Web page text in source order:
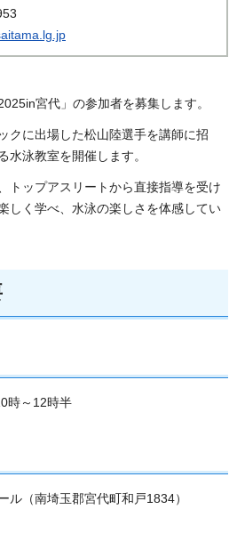
宮代」の参加者を募集します。
クに出場した松山陸選手を講師に招
水泳教室を開催します。
トップアスリートから直接指導を受け
しく学べ、水泳の楽しさを体感してい
時～12時半
ル（南埼玉郡宮代町和戸1834）